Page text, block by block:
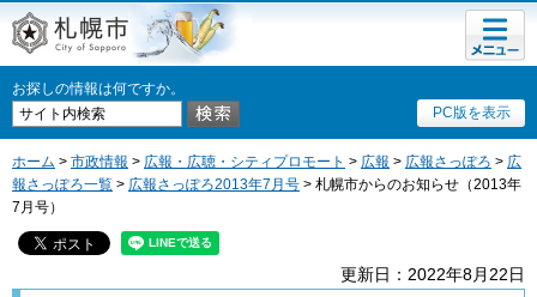
札幌市
お探しの情報は何ですか。
PC版を表示
メニュ
ー
ホーム > 市政情報 > 広報・広聴・シティプロモート > 広報 > 広報さっぽろ > 広
報さっぽろ一覧 > 広報さっぽろ2013年7月号 > 札幌市からのお知らせ（2013年
7月号）
更新日：2022年8月22日